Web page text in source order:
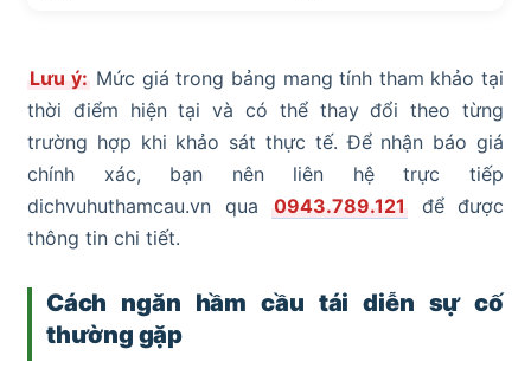
Lưu ý: Mức giá trong bảng mang tính tham khảo tại
thời điểm hiện tại và có thể thay đổi theo từng
trường hợp khi khảo sát thực tế. Để nhận báo giá
chính xác, bạn nên liên hệ trực tiếp
dichvuhuthamcau.vn qua 0943.789.121
để được
thông tin chi tiết.
Cách ngăn hầm cầu tái diễn sự cố
thường gặp